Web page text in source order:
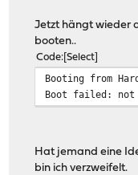
Jetzt hängt wieder
booten..
Code Select
Booting from
Boot failed: not
Hat jemand eine
bin ich verzweifelt.